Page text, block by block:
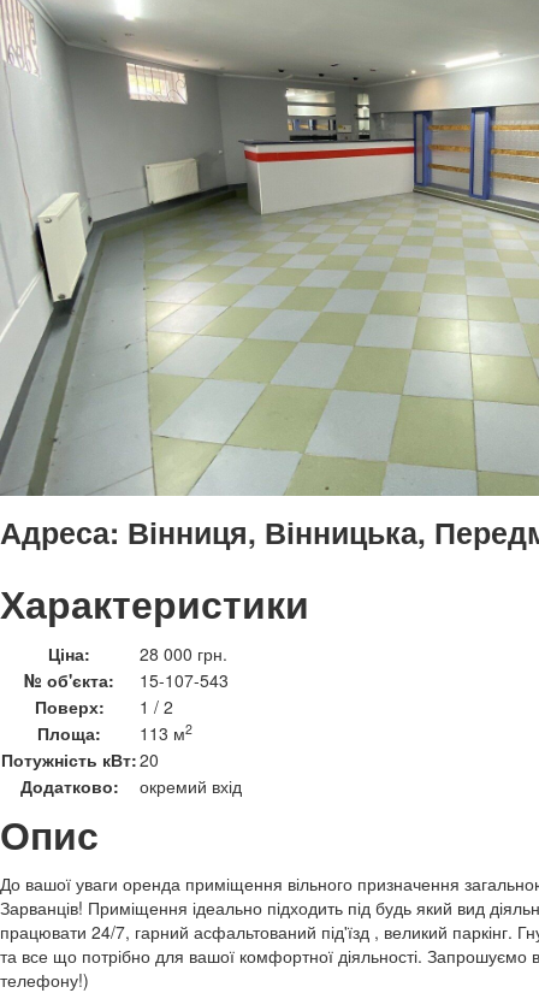
Адреса: Вінниця, Вінницька,
Характеристики
Ціна:
28 000 грн.
№ об'єкта:
15-107-543
Поверх:
1 / 2
Площа:
113 м2
Потужність кВт:20
Додатково:
окремий вхід
Опис
До вашої уваги оренда приміщення вільного призначення
Зарванців! Приміщення ідеально підходить під будь який вид
працювати 24/7, гарний асфальтований під'їзд , великий паркінг.
та все що потрібно для вашої комфортної діяльності. Запрошуємо
телефону!)